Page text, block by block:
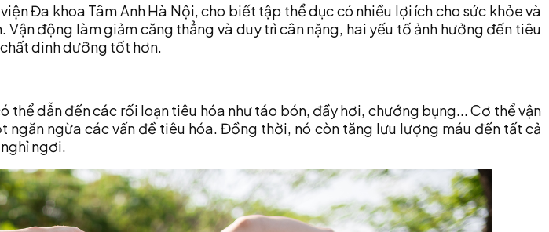
Đa khoa Tâm Anh Hà Nội, cho biết tập thể dục có nhiều lợi ích cho sức khỏe và
động làm giảm căng thẳng và duy trì cân nặng, hai yếu tố ảnh hưởng đến tiêu
dinh dưỡng tốt hơn.
dẫn đến các rối loạn tiêu hóa như táo bón, đầy hơi, chướng bụng... Cơ thể vận
ngừa các vấn đề tiêu hóa. Đồng thời, nó còn tăng lưu lượng máu đến tất cả
ngơi.